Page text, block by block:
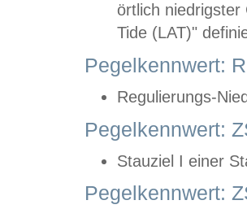
örtlich
Tide (LAT)"
Pegelkennwert:
Regulierungs-
Pegelkennwert:
Stauziel I einer
Pegelkennwert: